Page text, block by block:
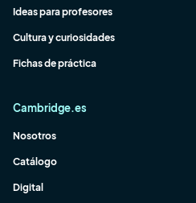
Ideas para profesores
Cultura y curiosidades
Fichas de práctica
Cambridge.es
Nosotros
Catálogo
Digital